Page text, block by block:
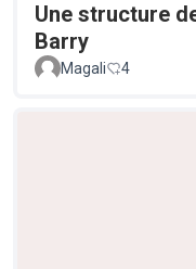
Une structure
Barry
Magali 4